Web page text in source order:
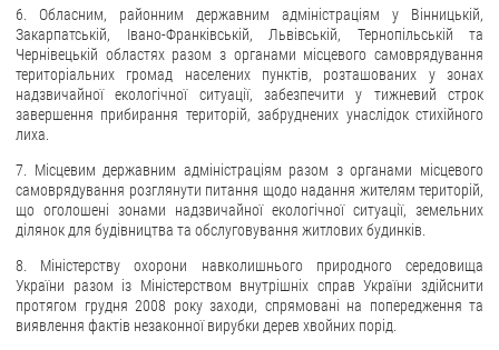
6. Обласним, районним державним адміністраціям у Вінницькій,
Закарпатській, Івано-Франківській, Львівській, Тернопільській та
Чернівецькій областях разом з органами місцевого самоврядування
територіальних громад населених пунктів, розташованих у зонах
надзвичайної екологічної ситуації, забезпечити у тижневий строк
завершення прибирання територій, забруднених унаслідок стихійного
лиха.
7. Місцевим державним адміністраціям разом з органами місцевого
самоврядування розглянути питання щодо надання жителям територій,
що оголошені зонами надзвичайної екологічної ситуації, земельних
ділянок для будівництва та обслуговування житлових будинків.
8. Міністерству охорони навколишнього природного середовища
України разом із Міністерством внутрішніх справ України здійснити
протягом грудня 2008 року заходи, спрямовані на попередження та
виявлення фактів незаконної вирубки дерев хвойних порід.